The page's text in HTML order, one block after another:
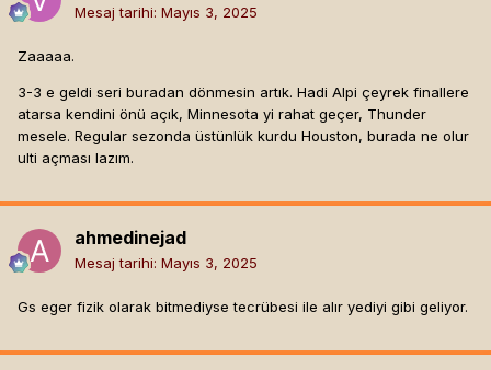
Mesaj tarihi: Mayıs 3, 2025
Zaaaaa.
3-3 e geldi seri buradan dönmesin artık. Hadi Alpi çeyrek finallere
atarsa kendini önü açık, Minnesota yi rahat geçer, Thunder
mesele. Regular sezonda üstünlük kurdu Houston, burada ne olur
ulti açması lazım.
ahmedinejad
Mesaj tarihi: Mayıs 3, 2025
Gs eger fizik olarak bitmediyse tecrübesi ile alır yediyi gibi geliyor.